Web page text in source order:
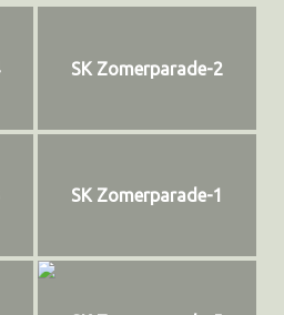
SK Zomerparade-2
SK Zomerparade-1